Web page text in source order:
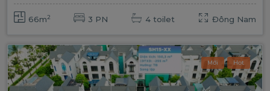
66m2 3 PN 4 toilet Đông Nam
Mới Hot